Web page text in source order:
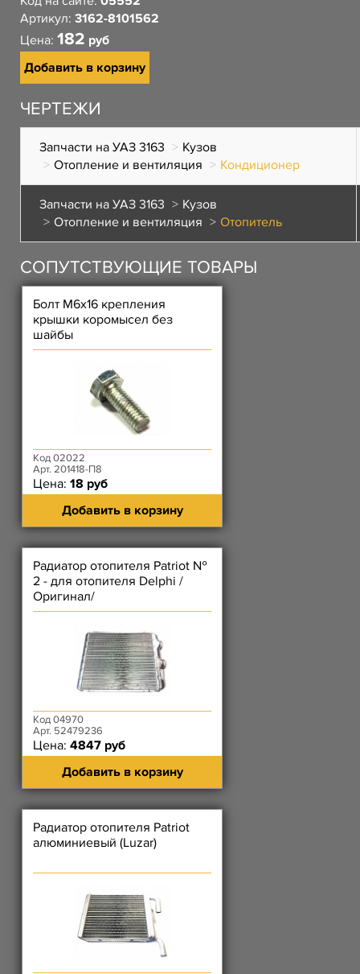
Артикул: 3162-8101562
Цена: 182 руб
Добавить в корзину
ЧЕРТЕЖИ
Запчасти на УАЗ 3163
Кузов
Отопление и вентиляция
Кондиционер
Запчасти на УАЗ 3163
Кузов
Отопление и вентиляция
Отопитель
СОПУТСТВУЮЩИЕ ТОВАРЫ
Болт М6х16 крепления
крышки коромысел без
шайбы
Код 02022
Арт. 201418-П8
Цена: 18 руб
Добавить в корзину
Радиатор отопителя Patriot №
2 - для отопителя Delphi /
Оригинал/
Код 04970
Арт. 52479236
Цена: 4847 руб
Добавить в корзину
Радиатор отопителя Patriot
алюминиевый (Luzar)